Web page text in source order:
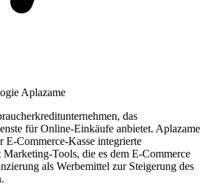
Aplazame
das
für Online-Einkäufe anbietet. Aplazame
E-Commerce-Kasse integrierte
Tools, die es dem E-Commerce
als Werbemittel zur Steigerung des